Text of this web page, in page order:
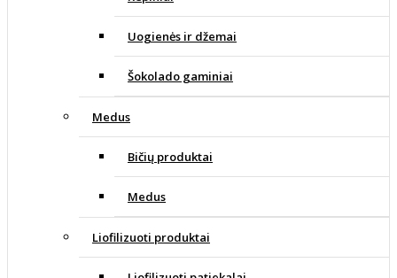
Uogienės ir džemai
Šokolado gaminiai
Medus
Bičių produktai
Medus
Liofilizuoti produktai